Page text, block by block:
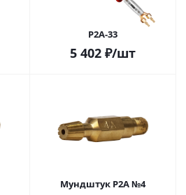
Р2А-33
5 402 ₽/шт
Мундштук Р2А №4